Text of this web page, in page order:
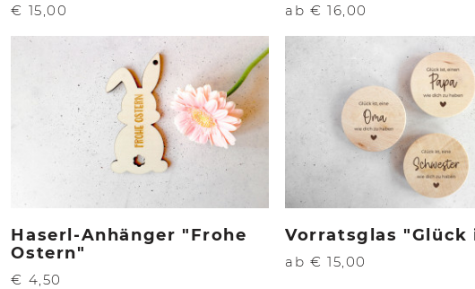
€ 15,00 ab € 16,00
Haserl-Anhänger "Frohe
Ostern"
€ 4,50
Vorratsglas "Glück
ab € 15,00